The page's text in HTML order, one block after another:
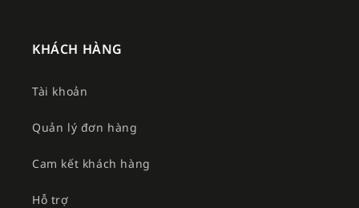
KHÁCH HÀNG
Tài khoản
Quản lý đơn hàng
Cam kết khách hàng
Hỗ trợ